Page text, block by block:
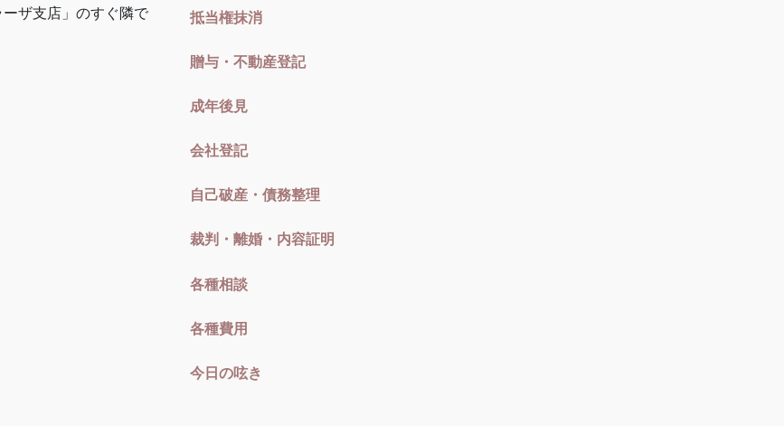
ザ支店」のすぐ隣で
抵当権抹消
贈与・不動産登記
成年後見
会社登記
自己破産・債務整理
裁判・離婚・内容証明
各種相談
各種費用
今日の呟き